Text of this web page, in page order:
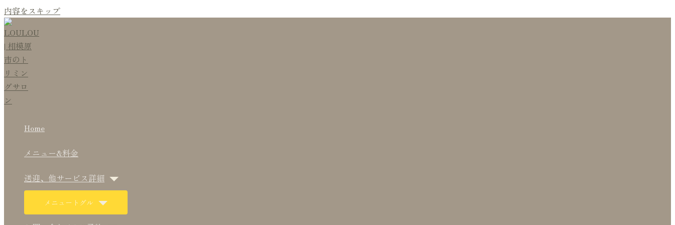
内容をスキップ
Home
メニュー&料金
送迎、他サービス詳細
メニュートグル